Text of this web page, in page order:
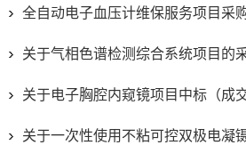
全自动电子血压计维保服务项目采
关于气相色谱检测综合系统项目的